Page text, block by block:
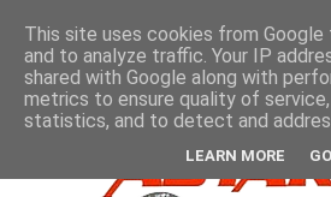
Δημιουργιών του Συλλόγου Γυναικών
This site uses cookies from
and to analyze traffic. Your IP
shared with Google along with
metrics to ensure quality of
statistics, and to detect and
LEARN MORE